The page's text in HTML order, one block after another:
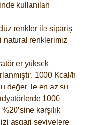
kullanılan
renkler ile sipariş
natural renklerimiz
yüksek
1000 Kcal/h
değer ile en az su
1000
karşılık
asgari seviyelere